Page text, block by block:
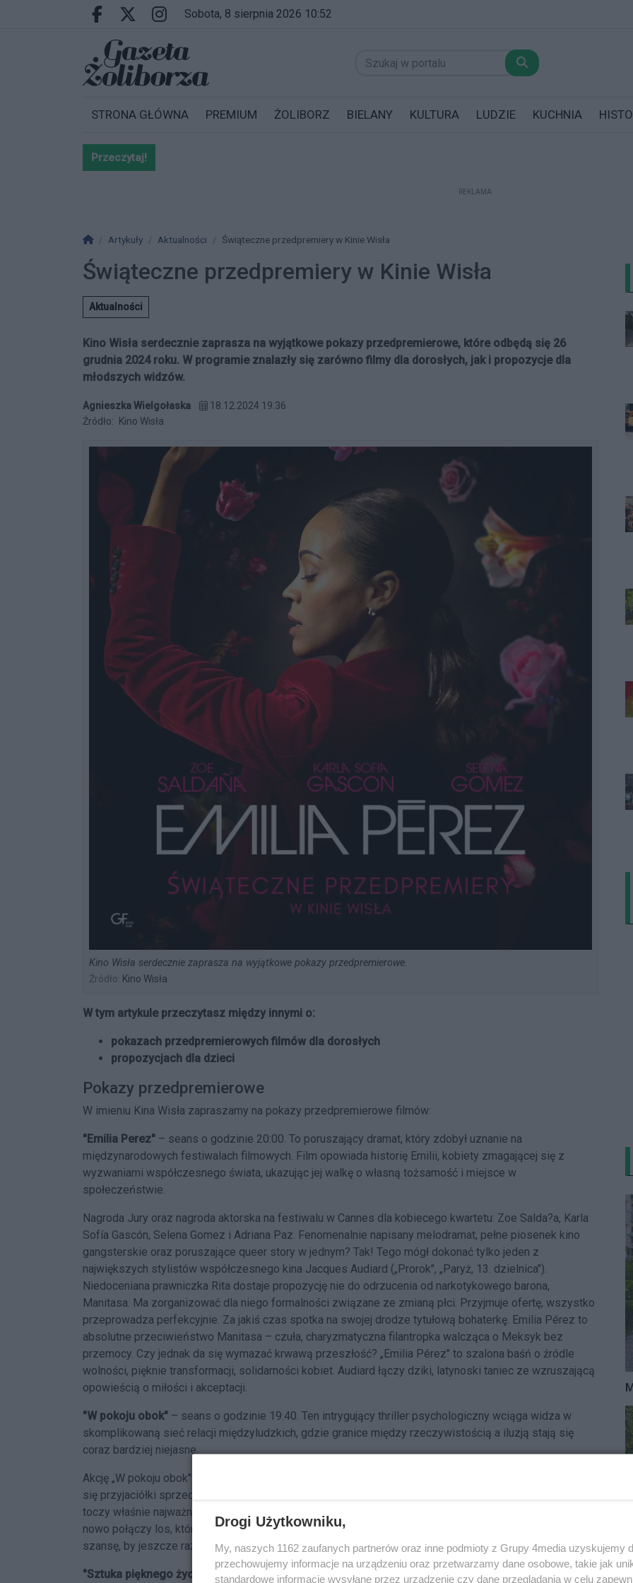
Przejdź do głównych treści
Przejdź do wyszukiwarki
Przejdź do głównego menu
Facebook.com
X.comInstagram.com
sobota, 8 sierpnia 2026 10:52
STRONA GŁÓWNA PREMIUM ŻOLIBORZ BIELANY KULTURA LUDZIE KUCHNIA
Przeczytaj!
REKLAMA
Strona główna
Artykuły Aktualności Świąteczne przedpremiery w Kinie Wisła
Świąteczne przedpremiery w Kinie Wisła
Aktualności
Kino Wisła serdecznie zaprasza na wyjątkowe pokazy przedpremierowe, które odbędą się 26
grudnia 2024 roku. W programie znalazły się zarówno filmy dla dorosłych, jak i propozycje dla
młodszych widzów.
Agnieszka Wielgołaska
18.12.2024 19:36
Źródło:
Kino Wisła
Kino Wisła serdecznie zaprasza na wyjątkowe pokazy przedpremierowe.
Źródło: Kino Wisła
W tym artykule przeczytasz między innymi o:
pokazach przedpremierowych filmów dla dorosłych
propozycjach dla dzieci
Pokazy przedpremierowe
W imieniu Kina Wisła zapraszamy na pokazy przedpremierowe filmów:
"Emilia Perez" – seans o godzinie 20:00. To poruszający dramat, który zdobył uznanie na
międzynarodowych festiwalach filmowych. Film opowiada historię Emilii, kobiety zmagającej się z
wyzwaniami współczesnego świata, ukazując jej walkę o własną tożsamość i miejsce w
społeczeństwie.
Nagroda Jury oraz nagroda aktorska na festiwalu w Cannes dla kobiecego kwartetu: Zoe Salda?a, Karla
Sofía Gascón, Selena Gomez i Adriana Paz. Fenomenalnie napisany melodramat, pełne piosenek kino
gangsterskie oraz poruszające queer story w jednym? Tak! Tego mógł dokonać tylko jeden z
największych stylistów współczesnego kina Jacques Audiard („Prorok", „Paryż, 13. dzielnica").
Niedoceniana prawniczka Rita dostaje propozycję nie do odrzucenia od narkotykowego barona,
Manitasa. Ma zorganizować dla niego formalności związane ze zmianą płci. Przyjmuje ofertę, wszystko
przeprowadza perfekcyjnie. Za jakiś czas spotka na swojej drodze tytułową bohaterkę. Emilia Pérez to
absolutne przeciwieństwo Manitasa – czuła, charyzmatyczna filantropka walcząca o Meksyk bez
przemocy. Czy jednak da się wymazać krwawą przeszłość? „Emilia Pérez" to szalona baśń o źródle
wolności, pięknie transformacji, solidarności kobiet. Audiard łączy dziki, latynoski taniec ze wzruszającą
opowieścią o miłości i akceptacji.
"W pokoju obok" – seans o godzinie 19:40. Ten intrygujący thriller psychologiczny wciąga widza w
skomplikowaną sieć relacji międzyludzkich, gdzie granice między rzeczywistością a iluzją stają się
coraz bardziej niejasne.
Akcję „W pokoju obok" umieścił Almodóvar na Wschodnim Wybrzeżu USA. To w Nowym Jorku spotykają
się przyjaciółki sprzed lat: wzięta pisarka Ingrid (Moore) i Martha (Swinton), reporterka wojenna, która
toczy właśnie najważniejszą bitwę swojego życia. Rozdzieliły je zawodowe i prywatne wybory, a na
nowo połączy los, którego się nie wybiera. W dramatycznych okolicznościach Ingrid i Martha dostrzegą
szansę, by jeszcze raz przeżyć coś wspólnie.
"Sztuka pięknego życia"
– seans o godzinie 15:45. Inspirujący film dokumentalny, który przedstawia
Drogi Użytkowniku,
My, naszych 1162 zaufanych partnerów oraz inne podmioty z Grupy 4media uzyskujemy
przechowujemy informacje na urządzeniu oraz przetwarzamy dane osobowe, takie jak
standardowe informacje wysyłane przez urządzenie czy dane przeglądania w celu